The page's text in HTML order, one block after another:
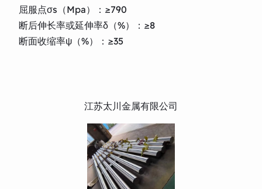
屈服点σs（Mpa）：≥790
断后伸长率或延伸率δ（%）：≥8
断面收缩率ψ（%）：≥35
江苏太川金属有限公司